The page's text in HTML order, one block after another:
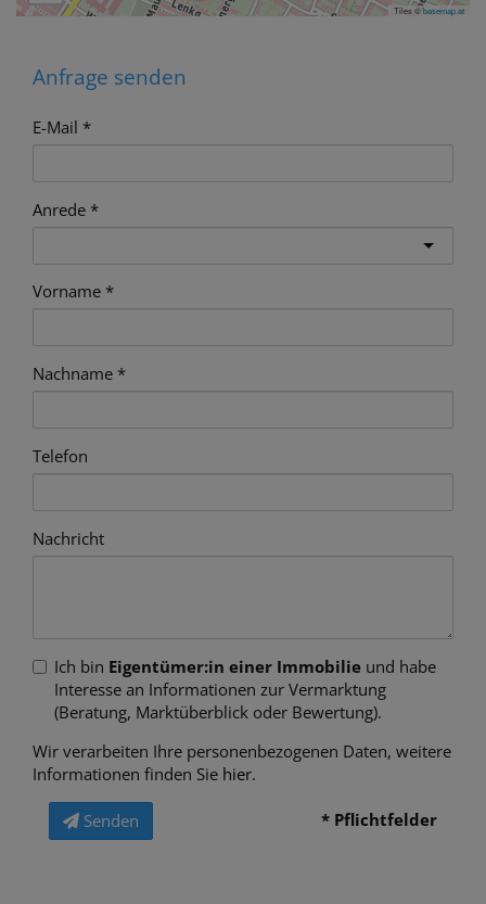
Tiles ©basemap.at
Anfrage senden
E-Mail
Anrede
Vorname
Nachname
Telefon
Nachricht
Ich bin Eigentümer:in einer Immobilie und habe
Interesse an Informationen zur Vermarktung
(Beratung, Marktüberblick oder Bewertung).
Wir verarbeiten Ihre personenbezogenen Daten, weitere
Informationen finden Sie hier.
Senden * Pflichtfelder